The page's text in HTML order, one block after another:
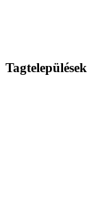
Tagtelepülések